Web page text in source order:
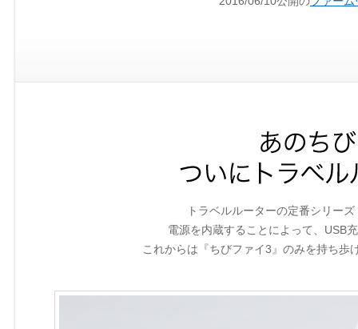
トラベルルーターの定番シリー
電源を内蔵することによって、USB
これからは『ちびファイ3』のみを持ち歩